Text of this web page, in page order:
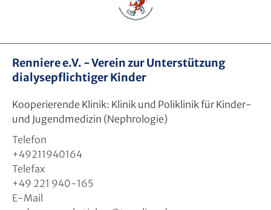
Renniere e.V. - Verein zur Unterstützung
dialysepflichtiger Kinder
Kooperierende Klinik: Klinik und Poliklinik für Kinder-
und Jugendmedizin (Nephrologie)
Telefon
+49211940164
Telefax
+49 221 940-165
E-Mail